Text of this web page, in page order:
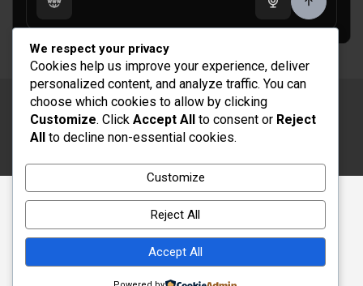
Copyright © 2026Rénovation et Décoration
Thème par :Theme Horse
We respect your privacy
Cookies help us improve your experience, deliver
personalized content, and analyze traffic. You can
choose which cookies to allow by clicking
Customize. Click Accept All to consent or Reject
All to decline non-essential cookies.
Customize
Reject All
Accept All